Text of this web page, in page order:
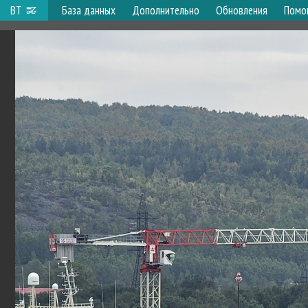
ВТ База данных Дополнительно Обновления